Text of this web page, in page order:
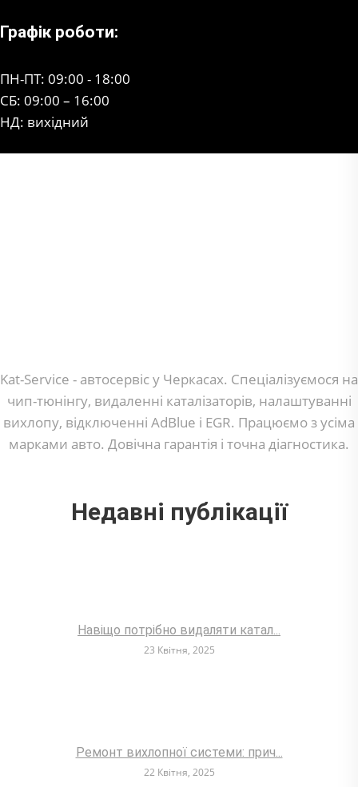
Графік роботи:
ПН-ПТ: 09:00 - 18:00
СБ: 09:00 – 16:00
НД: вихідний
Kat-Service - автосервіс у Черкасах. Спеціалізуємося на
чип-тюнінгу, видаленні каталізаторів, налаштуванні
вихлопу, відключенні AdBlue і EGR. Працюємо з усіма
марками авто. Довічна гарантія і точна діагностика.
Недавні публікації
Навіщо потрібно видаляти катал...
23 Квітня, 2025
Ремонт вихлопної системи: прич...
22 Квітня, 2025